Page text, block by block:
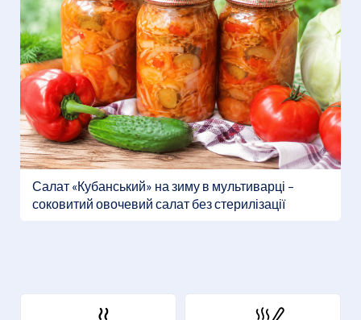
Салат «Кубанський» на зиму в мультиварці –
соковитий овочевий салат без стерилізації